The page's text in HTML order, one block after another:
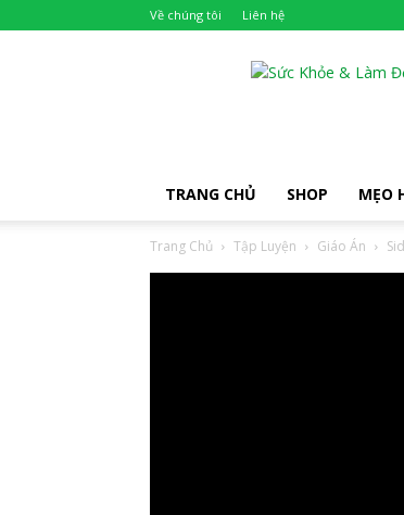
Về chúng tôi Liên hệ
TRANG CHỦ SHOP MẸO
Trang Chủ Tập Luyện Giáo Án